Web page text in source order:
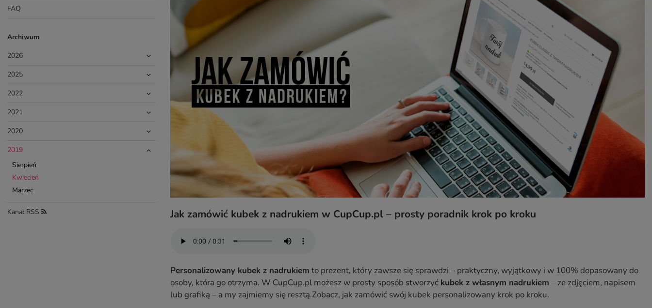
FAQ
Archiwum
2026
2025
2022
2021
2020
2019
Sierpień
Kwiecień
Marzec
Kanał RSS Jak zamówić kubek z nadrukiem w CupCup.pl – prosty poradnik krok po kroku
Personalizowany kubek z nadrukiem to prezent, który zawsze się sprawdzi – praktyczny, wyjątkowy i w 100% dopasowany do
osoby, która go otrzyma. W CupCup.pl możesz w prosty sposób stworzyć kubek z własnym nadrukiem – ze zdjęciem, napisem
lub grafiką – a my zajmiemy się resztą.Zobacz, jak zamówić swój kubek personalizowany krok po kroku.